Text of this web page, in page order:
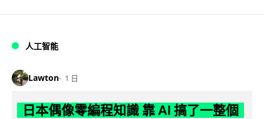
人工智能
Lawton 1 日
日本偶像零編程知識 靠 AI 搞了一整個